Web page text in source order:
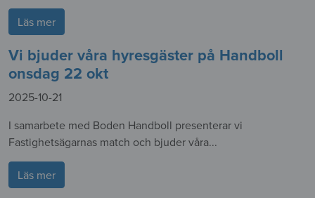
Läs mer
Vi bjuder våra hyresgäster på Handboll
onsdag 22 okt
2025-10-21
I samarbete med Boden Handboll presenterar vi
Fastighetsägarnas match och bjuder våra...
Läs mer